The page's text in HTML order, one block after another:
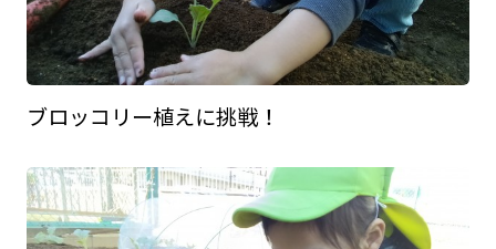
ブロッコリー植えに挑戦！